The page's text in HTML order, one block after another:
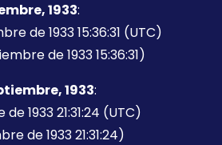
1933:
de 1933 15:36:31 (UTC)
de 1933 15:36:31)
1933:
1933 21:31:24 (UTC)
de 1933 21:31:24)